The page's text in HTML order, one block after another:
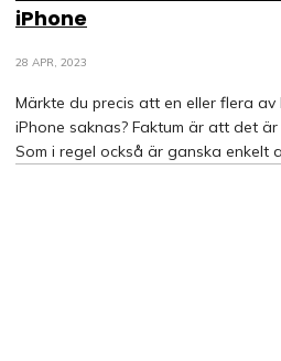
iPhone
28 APR, 2023
Märkte du precis att en eller flera av
iPhone saknas? Faktum är att det
Som i regel också är ganska enkelt